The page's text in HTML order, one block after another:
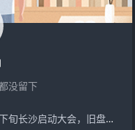
没留下
RWA+大宗商品包装——又是庞氏滚盘的老剧本